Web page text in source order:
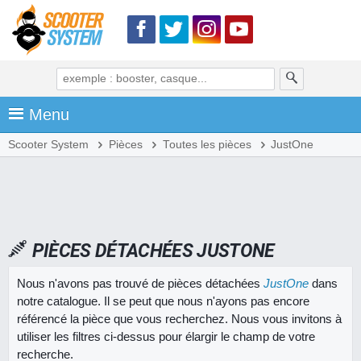
Menu
Scooter System Pièces Toutes les pièces JustOne
PIÈCES DÉTACHÉES JUSTONE
Nous n'avons pas trouvé de pièces détachées JustOne dans
notre catalogue. Il se peut que nous n'ayons pas encore
référencé la pièce que vous recherchez. Nous vous invitons à
utiliser les filtres ci-dessus pour élargir le champ de votre
recherche.